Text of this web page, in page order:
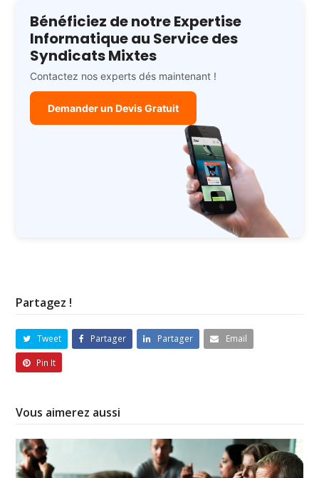
Bénéficiez de notre Expertise
Informatique au Service des
Syndicats Mixtes
Contactez nos experts dés maintenant !
Demander un Devis Gratuit
Partagez !
Tweet Partager Partager
Email
Pin It
Vous aimerez aussi